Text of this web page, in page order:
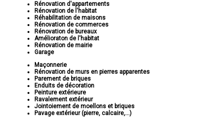
Rénovation d'appartements
Rénovation de l'habitat
Réhabilitation de maisons
Rénovation de commerces
Rénovation de bureaux
Amélioraton de l'habitat
Rénovation de mairie
Garage
Maçonnerie
Rénovation de murs en pierres apparentes
Parement de briques
Enduits de décoration
Peinture extérieure
Ravalement extérieur
Jointoiement de moellons et briques
Pavage extérieur (pierre, calcaire,...)